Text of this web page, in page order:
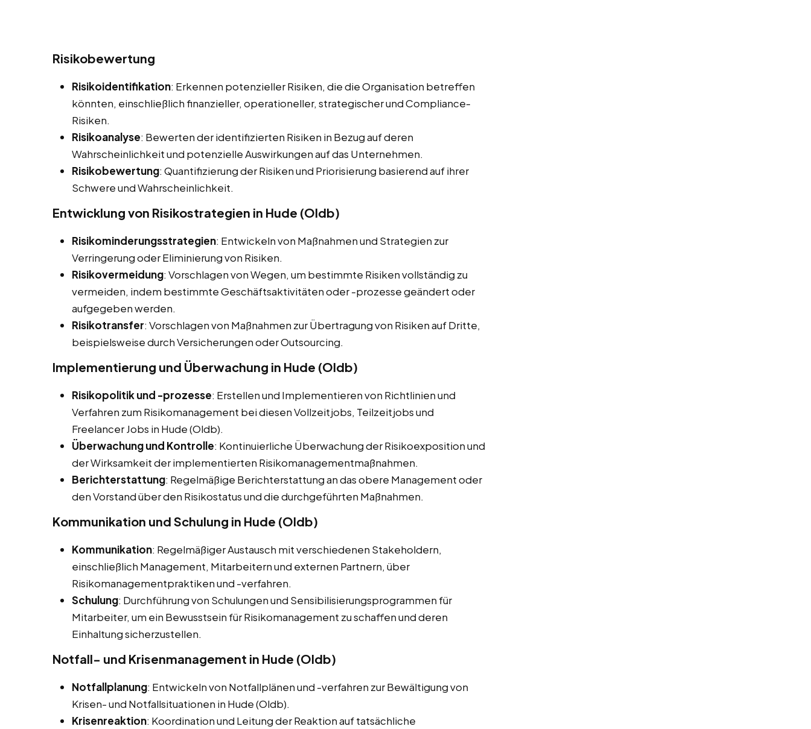
Risikobewertung
Risikoidentifikation: Erkennen potenzieller Risiken, die die Organisation betreffen
könnten, einschließlich finanzieller, operationeller, strategischer und Compliance-
Risiken.
Risikoanalyse: Bewerten der identifizierten Risiken in Bezug auf deren
Wahrscheinlichkeit und potenzielle Auswirkungen auf das Unternehmen.
Risikobewertung: Quantifizierung der Risiken und Priorisierung basierend auf ihrer
Schwere und Wahrscheinlichkeit.
Entwicklung von Risikostrategien in Hude (Oldb)
Risikominderungsstrategien: Entwickeln von Maßnahmen und Strategien zur
Verringerung oder Eliminierung von Risiken.
Risikovermeidung: Vorschlagen von Wegen, um bestimmte Risiken vollständig zu
vermeiden, indem bestimmte Geschäftsaktivitäten oder -prozesse geändert oder
aufgegeben werden.
Risikotransfer: Vorschlagen von Maßnahmen zur Übertragung von Risiken auf Dritte,
beispielsweise durch Versicherungen oder Outsourcing.
Implementierung und Überwachung in Hude (Oldb)
Risikopolitik und -prozesse: Erstellen und Implementieren von Richtlinien und
Verfahren zum Risikomanagement bei diesen Vollzeitjobs, Teilzeitjobs und
Freelancer Jobs in Hude (Oldb).
Überwachung und Kontrolle: Kontinuierliche Überwachung der Risikoexposition und
der Wirksamkeit der implementierten Risikomanagementmaßnahmen.
Berichterstattung: Regelmäßige Berichterstattung an das obere Management oder
den Vorstand über den Risikostatus und die durchgeführten Maßnahmen.
Kommunikation und Schulung in Hude (Oldb)
Kommunikation: Regelmäßiger Austausch mit verschiedenen Stakeholdern,
einschließlich Management, Mitarbeitern und externen Partnern, über
Risikomanagementpraktiken und -verfahren.
Schulung: Durchführung von Schulungen und Sensibilisierungsprogrammen für
Mitarbeiter, um ein Bewusstsein für Risikomanagement zu schaffen und deren
Einhaltung sicherzustellen.
Notfall- und Krisenmanagement in Hude (Oldb)
Notfallplanung: Entwickeln von Notfallplänen und -verfahren zur Bewältigung von
Krisen- und Notfallsituationen in Hude (Oldb).
Krisenreaktion: Koordination und Leitung der Reaktion auf tatsächliche